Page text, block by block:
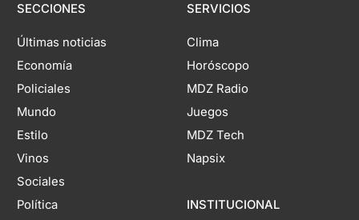
SECCIONES
Últimas noticias
Economía
Policiales
Mundo
Estilo
Vinos
Sociales
Política
SERVICIOS
Clima
Horóscopo
MDZ Radio
Juegos
MDZ Tech
Napsix
INSTITUCIONAL